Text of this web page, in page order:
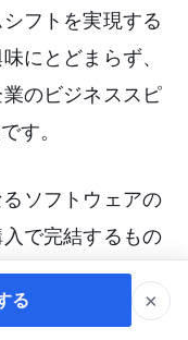
フトを実現する
にとどまらず、
のビジネススピ
す。
ソフトウェアの
で完結するもの
プロセスをど
ョンリスクに対
る ×